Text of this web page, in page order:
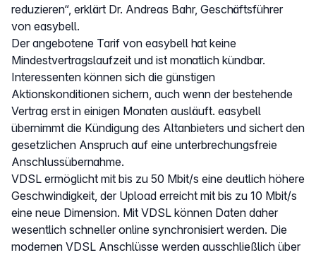
reduzieren“, erklärt Dr. Andreas Bahr, Geschäftsführer
von easybell.
Der angebotene Tarif von easybell hat keine
Mindestvertragslaufzeit und ist monatlich kündbar.
Interessenten können sich die günstigen
Aktionskonditionen sichern, auch wenn der bestehende
Vertrag erst in einigen Monaten ausläuft. easybell
übernimmt die Kündigung des Altanbieters und sichert den
gesetzlichen Anspruch auf eine unterbrechungsfreie
Anschlussübernahme.
VDSL ermöglicht mit bis zu 50 Mbit/s eine deutlich höhere
Geschwindigkeit, der Upload erreicht mit bis zu 10 Mbit/s
eine neue Dimension. Mit VDSL können Daten daher
wesentlich schneller online synchronisiert werden. Die
modernen VDSL Anschlüsse werden ausschließlich über